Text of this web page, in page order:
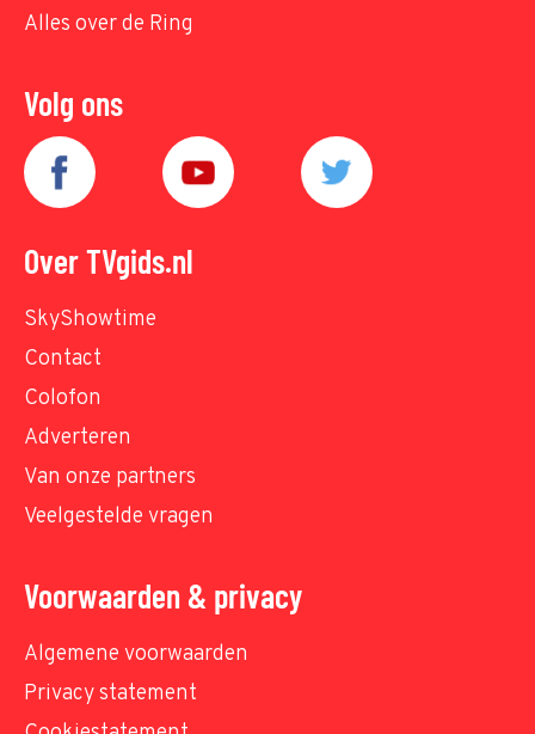
Alles over de Ring
Volg ons
Over TVgids.nl
SkyShowtime
Contact
Colofon
Adverteren
Van onze partners
Veelgestelde vragen
Voorwaarden & privacy
Algemene voorwaarden
Privacy statement